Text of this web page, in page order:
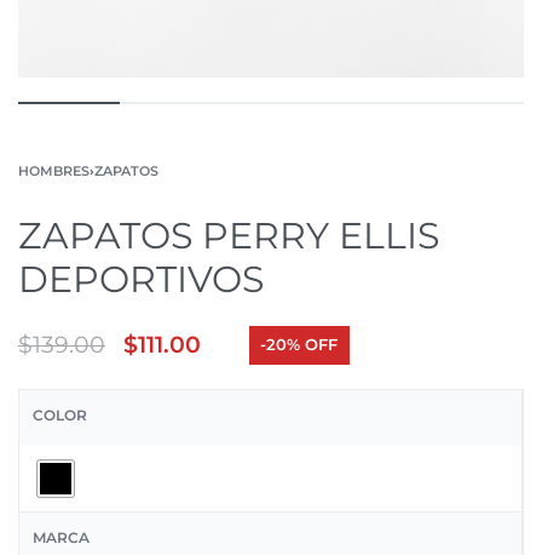
HOMBRES›ZAPATOS
ZAPATOS PERRY ELLIS
DEPORTIVOS
$139.00 $111.00 -20% OFF
COLOR
MARCA